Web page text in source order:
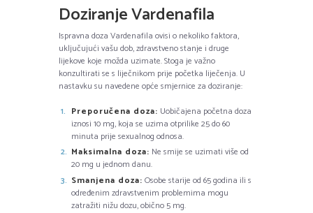
Doziranje Vardenafila
Ispravna doza Vardenafila ovisi o nekoliko faktora,
uključujući vašu dob, zdravstveno stanje i druge
lijekove koje možda uzimate. Stoga je važno
konzultirati se s liječnikom prije početka liječenja. U
nastavku su navedene opće smjernice za doziranje:
Preporučena doza: Uobičajena početna doza
iznosi 10 mg, koja se uzima otprilike 25 do 60
minuta prije sexualnog odnosa.
Maksimalna doza: Ne smije se uzimati više od
20 mg u jednom danu.
Smanjena doza: Osobe starije od 65 godina ili s
određenim zdravstvenim problemima mogu
zatražiti nižu dozu, obično 5 mg.